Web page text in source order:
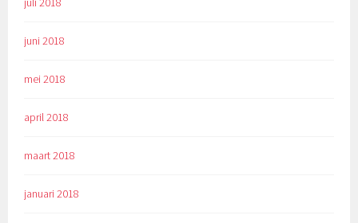
juni 2018
mei 2018
april 2018
maart 2018
januari 2018